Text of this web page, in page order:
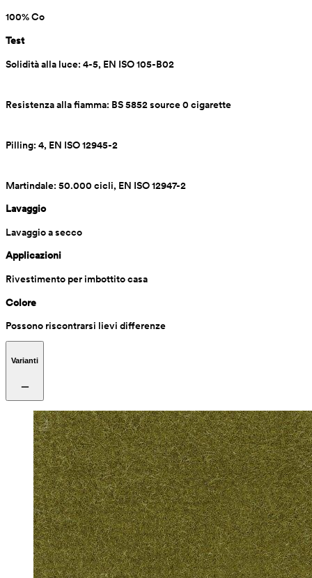
100% Co
Test
Solidità alla luce: 4-5, EN ISO 105-B02
Resistenza alla fiamma: BS 5852 source 0 cigarette
Pilling: 4, EN ISO 12945-2
Martindale: 50.000 cicli, EN ISO 12947-2
Lavaggio
Lavaggio a secco
Applicazioni
Rivestimento per imbottito casa
Colore
Possono riscontrarsi lievi differenze
Varianti